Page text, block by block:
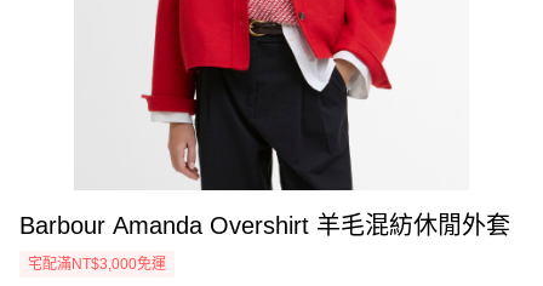
Barbour Amanda Overshirt 羊毛混紡休閒外套
宅配滿NT$3,000免運